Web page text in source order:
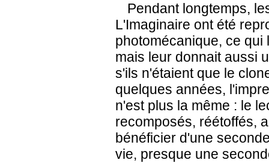
Pendant longtemps,
L'Imaginaire ont été
photomécanique, ce
mais leur donnait aussi
s'ils n'étaient que le
quelques années,
n'est plus la même : le
recomposés, réétoffés,
bénéficier d'une
vie, presque une